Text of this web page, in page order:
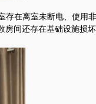
在离室未断电、使用非
房间还存在基础设施损